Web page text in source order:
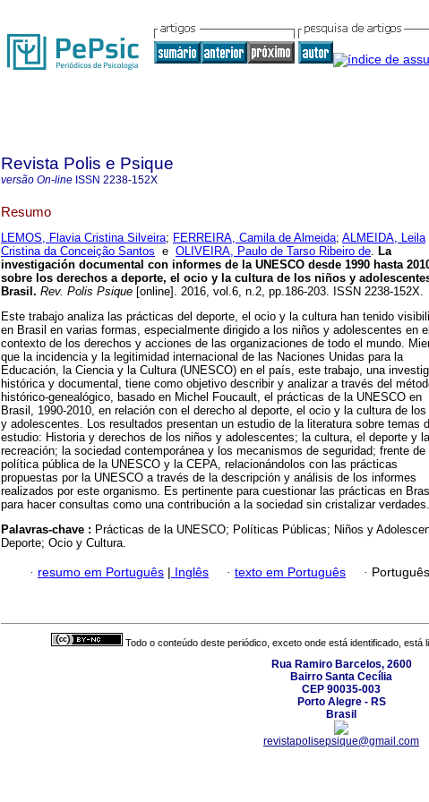
Revista Polis e Psique
versão On-line ISSN 2238-152X
Resumo
LEMOS, Flavia Cristina Silveira; FERREIRA, Camila de Almeida; ALMEIDA, Leila
Cristina da Conceição Santos e OLIVEIRA, Paulo de Tarso Ribeiro de. La
investigación documental con informes de la UNESCO desde 1990 hasta
sobre los derechos a deporte, el ocio y la cultura de los niños y
Brasil . Rev. Polis Psique [online]. 2016, vol.6, n.2, pp.186-203. ISSN 2238-152X.
Este trabajo analiza las prácticas del deporte, el ocio y la cultura han tenido
en Brasil en varias formas, especialmente dirigido a los niños y adolescentes en el
contexto de los derechos y acciones de las organizaciones de todo el mundo.
que la incidencia y la legitimidad internacional de las Naciones Unidas para la
Educación, la Ciencia y la Cultura (UNESCO) en el país, este trabajo, una
histórica y documental, tiene como objetivo describir y analizar a través del
histórico-genealógico, basado en Michel Foucault, el prácticas de la UNESCO en
Brasil, 1990-2010, en relación con el derecho al deporte, el ocio y la cultura de los
y adolescentes. Los resultados presentan un estudio de la literatura sobre temas
estudio: Historia y derechos de los niños y adolescentes; la cultura, el deporte y la
recreación; la sociedad contemporánea y los mecanismos de seguridad; frente de
política pública de la UNESCO y la CEPA, relacionándolos con las prácticas
propuestas por la UNESCO a través de la descripción y análisis de los informes
realizados por este organismo. Es pertinente para cuestionar las prácticas en
para hacer consultas como una contribución a la sociedad sin cristalizar verdades.
Palavras-chave : Prácticas de la UNESCO; Políticas Públicas; Niños y
Deporte; Ocio y Cultura.
· resumo em Português | Inglês · texto em Português ·
Todo o conteúdo deste periódico, exceto onde está identificado, está
Rua Ramiro Barcelos, 2600
Bairro Santa Cecília
CEP 90035-003
Porto Alegre - RS
Brasil
revistapolisepsique@gmail.com